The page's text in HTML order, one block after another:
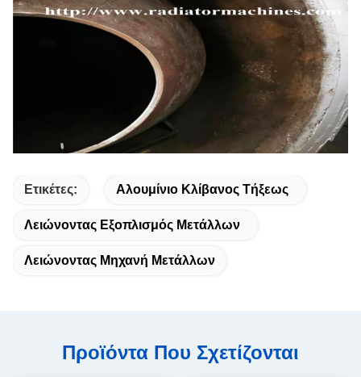
Ετικέτες: Αλουμίνιο Κλίβανος Τήξεως
Λειώνοντας Εξοπλισμός Μετάλλων
Λειώνοντας Μηχανή Μετάλλων
Προϊόντα Που Σχετίζονται